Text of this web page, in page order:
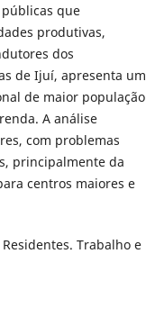
que
produtivas,
dos
de Ijuí, apresenta um
de maior população
A análise
com problemas
principalmente da
centros maiores e
Trabalho e